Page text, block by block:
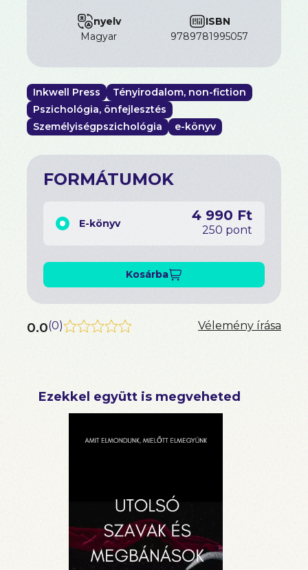
békével legyenek telve.
Egy könyv mindazoknak, akik bölcsességre,
kell teljesen élni.
nyelv
magyar
ISBN
9789781995057
Inkwell Press
Tényirodalom, non-fiction
Pszichológia, önfejlesztés
Személyiségpszichológia
e-könyv
FORMÁTUMOK
E-könyv 4 990 Ft
250 pont
Kosárba
0.0(0) Vélemény írása
Ezekkel együtt is megveheted